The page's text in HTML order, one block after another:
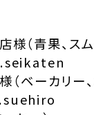
US
様（青果、ス
ベーカリー、